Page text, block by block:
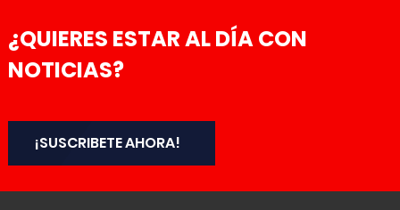
¿QUIERES ESTAR AL DÍA CON
NOTICIAS?
¡SUSCRIBETE AHORA!